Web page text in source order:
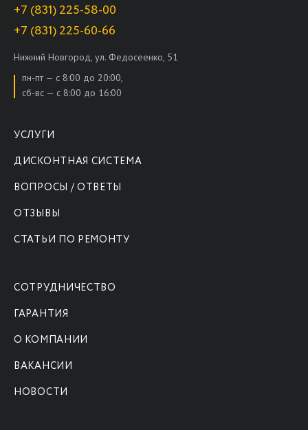
+7 (831) 225-58-00
+7 (831) 225-60-66
Нижний Новгород, ул. Федосеенко, 51
пн-пт — с 8:00 до 20:00,
сб-вс — с 8:00 до 16:00
УСЛУГИ
ДИСКОНТНАЯ СИСТЕМА
ВОПРОСЫ / ОТВЕТЫ
ОТЗЫВЫ
СТАТЬИ ПО РЕМОНТУ
СОТРУДНИЧЕСТВО
ГАРАНТИЯ
О КОМПАНИИ
ВАКАНСИИ
НОВОСТИ